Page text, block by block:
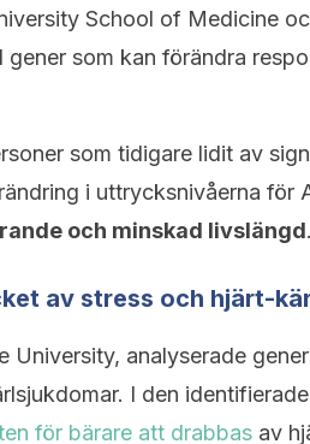
School of Medicine
som kan förändra
som tidigare lidit av
i uttrycksnivåerna för
och minskad livslängd.
av stress och hjärt-
University, analyserade
I den
för bärare att drabbas av